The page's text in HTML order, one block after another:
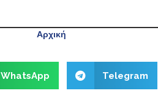
Αρχική
WhatsApp Telegram